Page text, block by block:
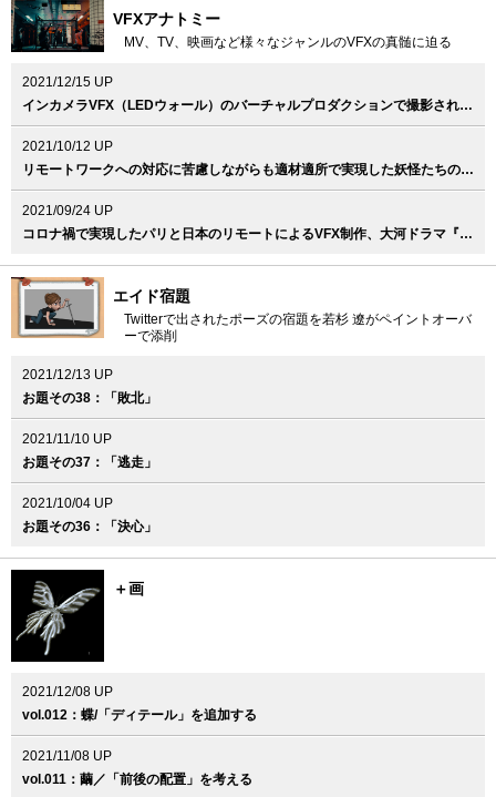
VFXアナトミー
MV、TV、映画など様々なジャンルのVFXの真髄に迫る
2021/12/15 UP
インカメラVFX（LEDウォール）のバーチャルプロダクションで撮影された意欲作、Vaundy『泣き地蔵』MV
2021/10/12 UP
リモートワークへの対応に苦慮しながらも適材適所で実現した妖怪たちのVFX、映画『妖怪大戦争 ガーディアンズ』
2021/09/24 UP
コロナ禍で実現したパリと日本のリモートによるVFX制作、大河ドラマ『青天を衝け』
エイド宿題
Twitterで出されたポーズの宿題を若杉 遼がペイントオーバ
ーで添削
2021/12/13 UP
お題その38：「敗北」
2021/11/10 UP
お題その37：「逃走」
2021/10/04 UP
お題その36：「決心」
＋画
2021/12/08 UP
vol.012：蝶/「ディテール」を追加する
2021/11/08 UP
vol.011：繭／「前後の配置」を考える